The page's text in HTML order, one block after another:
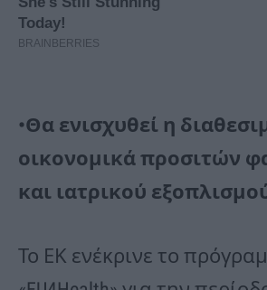
•Θα ενισχυθεί η
οικονομικά προσιτών
και ιατρικού
Το ΕΚ ενέκρινε το